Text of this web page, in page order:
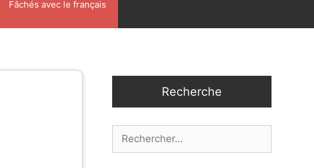
Fâchés avec le français
Recherche